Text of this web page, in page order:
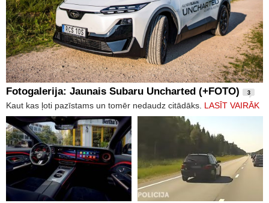
Fotogalerija: Jaunais Subaru Uncharted (+FOTO) 3
Kaut kas ļoti pazīstams un tomēr nedaudz citādāks. LASĪT VAIRĀK